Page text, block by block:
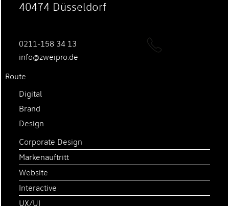
40474 Düsseldorf
0211-158 34 13
ed.orpiewz@ofni
Digital
Brand
Design
Corporate Design
Markenauftritt
Website
Interactive
UX/UI